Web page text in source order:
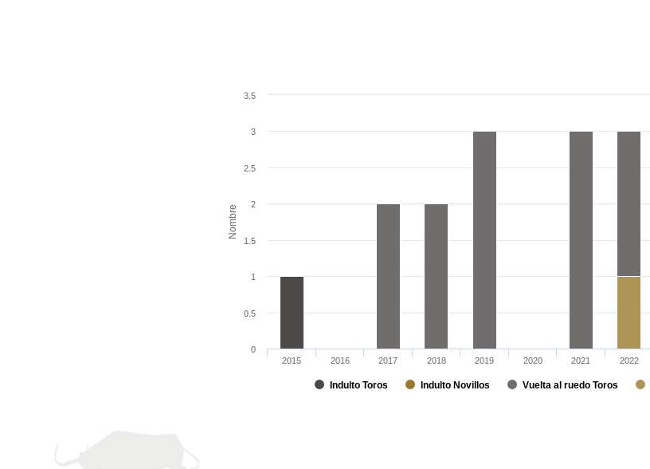
Nombre
Indulto Toros Indulto Novillos Vuelta al ruedo Toros
2015 2016 2017 2018 2019 2020 2021 2022
0
0.5
1
1.5
2
2.5
3
3.5